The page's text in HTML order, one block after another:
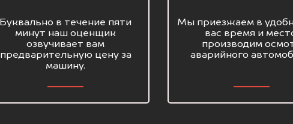
Буквально в течение пяти
минут наш оценщик
озвучивает вам
предварительную цену за
машину.
Мы приезжаем в
вас время и
производим
аварийного